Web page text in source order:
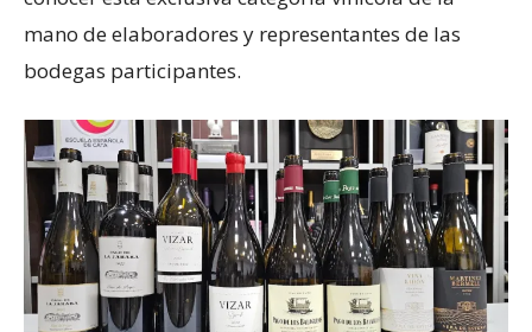
mano de elaboradores y representantes de las
bodegas participantes.